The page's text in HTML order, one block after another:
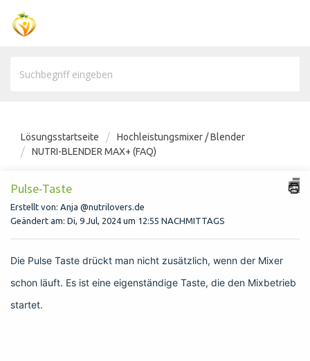
Lösungsstartseite
Hochleistungsmixer / Blender
NUTRI-BLENDER MAX+ (FAQ)
Pulse-Taste
Erstellt von: Anja @nutrilovers.de
Geändert am: Di, 9 Jul, 2024 um 12:55 NACHMITTAGS
Die Pulse Taste drückt man nicht zusätzlich, wenn der Mixer
schon läuft. Es ist eine eigenständige Taste, die den Mixbetrieb
startet.